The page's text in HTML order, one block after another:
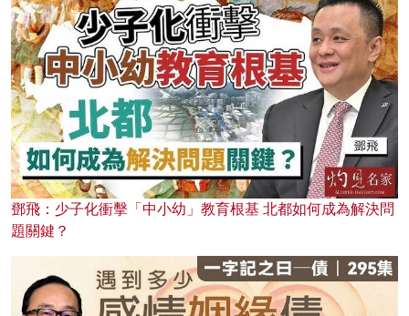
鄧飛：少子化衝擊「中小幼」教育根基 北都如何成為解決問
題關鍵？